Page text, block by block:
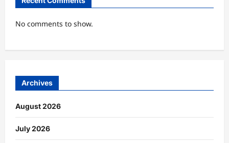
No comments to show.
Archives
August 2026
July 2026